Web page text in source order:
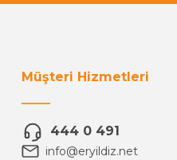
Müşteri Hizmetleri
444 0 491
info@eryildiz.net